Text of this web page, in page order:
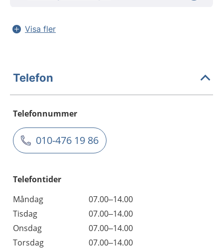
Visa fler
Telefon
Telefonnummer
010-476 19 86
Telefontider
Måndag
07.00–14.00
Tisdag
07.00–14.00
Onsdag
07.00–14.00
Torsdag
07.00–14.00